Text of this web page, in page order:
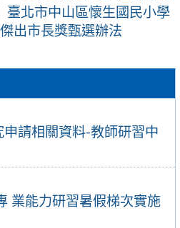
請相關資料-教師研習中
業能力研習暑假梯次實施
臺北市中山區懷生國民小學
出市長獎甄選辦法